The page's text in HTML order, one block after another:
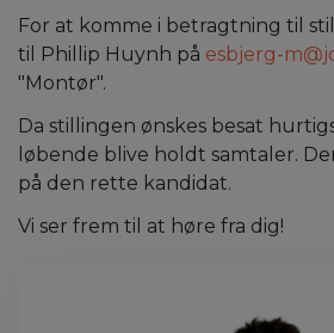
For at komme i betragtning til
til Phillip Huynh på esbjerg-
"Montør".
Da stillingen ønskes besat
løbende blive holdt samtaler.
på den rette kandidat.
Vi ser frem til at høre fra dig!